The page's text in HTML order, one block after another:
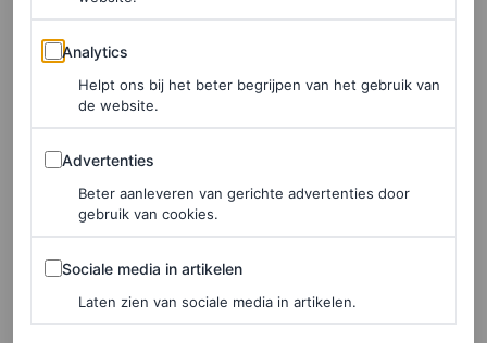
Analytics
Analytics
Helpt ons bij het beter begrijpen van het gebruik van
de website.
Advertenties
Advertenties
Beter aanleveren van gerichte advertenties door
gebruik van cookies.
Sociale media in artikelen
Sociale media in artikelen
Laten zien van sociale media in artikelen.